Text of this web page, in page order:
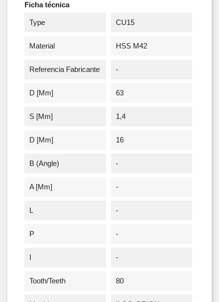
Ficha técnica
Type CU15
Material HSS M42
Referencia Fabricante -
D [mm] 63
S [mm] 1,4
D [mm] 16
Β (angle) -
A [mm] -
L -
P -
I -
Tooth/Teeth 80